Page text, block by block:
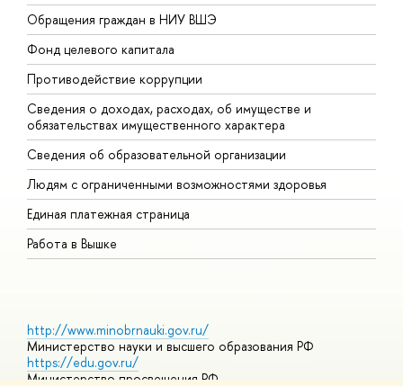
Обращения граждан в НИУ ВШЭ
Фонд целевого капитала
Противодействие коррупции
Сведения о доходах, расходах, об имуществе и
обязательствах имущественного характера
Сведения об образовательной организации
Людям с ограниченными возможностями здоровья
Единая платежная страница
Работа в Вышке
http://www.minobrnauki.gov.ru/
Министерство науки и высшего образования РФ
https://edu.gov.ru/
Министерство просвещения РФ